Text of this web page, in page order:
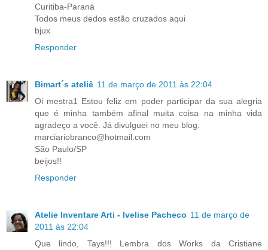
Curitiba-Paraná
Todos meus dedos estão cruzados aqui
bjux
Responder
Bimart´s ateliê 11 de março de 2011 às 22:04
Oi mestra1 Estou feliz em poder participar da sua alegria
que é minha também afinal muita coisa na minha vida
agradeço a você. Já divulguei no meu blog.
marciariobranco@hotmail.com
São Paulo/SP
beijos!!
Responder
Atelie Inventare Arti - Ivelise Pacheco 11 de março de
2011 às 22:04
Que lindo, Tays!!! Lembra dos Works da Cristiane